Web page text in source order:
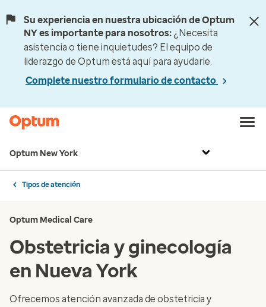
Su experiencia en nuestra ubicación de Optum
NY es importante para nosotros: ¿Necesita
asistencia o tiene inquietudes? El equipo de
liderazgo de Optum está aquí para ayudarle.
Complete nuestro formulario de contacto
Optum New York
Tipos de atención
Optum Medical Care
Obstetricia y ginecología
en Nueva York
Ofrecemos atención avanzada de obstetricia y